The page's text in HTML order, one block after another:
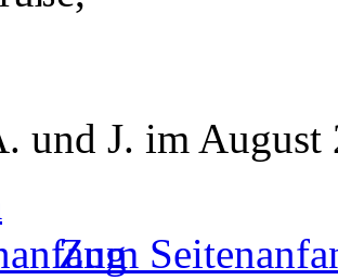
und J. im August
Zum